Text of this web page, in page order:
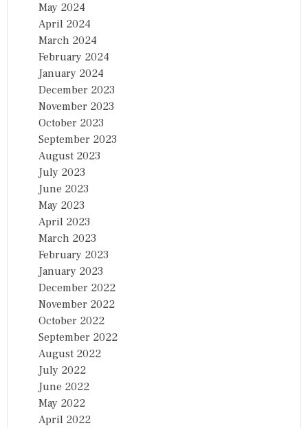
May 2024
April 2024
March 2024
February 2024
January 2024
December 2023
November 2023
October 2023
September 2023
August 2023
July 2023
June 2023
May 2023
April 2023
March 2023
February 2023
January 2023
December 2022
November 2022
October 2022
September 2022
August 2022
July 2022
June 2022
May 2022
April 2022